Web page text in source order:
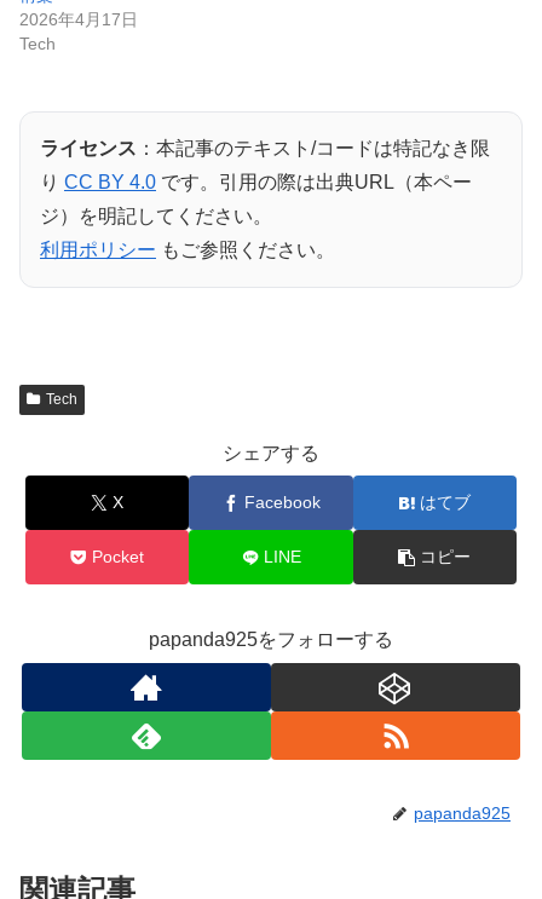
2026年4月17日
Tech
ライセンス ：本記事のテキスト/コードは特記なき限
り CC BY 4.0 です。引用の際は出典URL（本ペー
ジ）を明記してください。
利用ポリシー もご参照ください。
Tech
シェアする
X Facebook はてブ
Pocket LINE コピー
papanda925をフォローする
papanda925
関連記事